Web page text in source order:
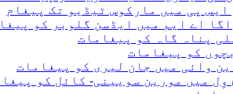
ایس پی میں مارکوس ٹیڈیو تک پیغام
اے ایم میں ایڈسن گلوبر کو